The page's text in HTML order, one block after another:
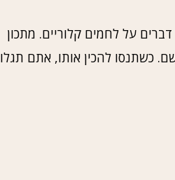
על לחמים קלוריים. מתכון
כשתנסו להכין אותו, אתם תגלו